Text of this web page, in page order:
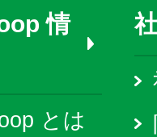
情
とは